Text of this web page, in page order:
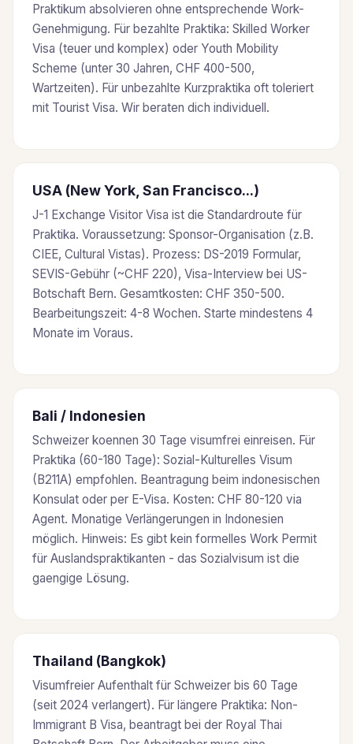
Praktikum absolvieren ohne entsprechende Work-
Genehmigung. Für bezahlte Praktika: Skilled Worker
Visa (teuer und komplex) oder Youth Mobility
Scheme (unter 30 Jahren, CHF 400-500,
Wartzeiten). Für unbezahlte Kurzpraktika oft toleriert
mit Tourist Visa. Wir beraten dich individuell.
USA (New York, San Francisco...)
J-1 Exchange Visitor Visa ist die Standardroute für
Praktika. Voraussetzung: Sponsor-Organisation (z.B.
CIEE, Cultural Vistas). Prozess: DS-2019 Formular,
SEVIS-Gebühr (~CHF 220), Visa-Interview bei US-
Botschaft Bern. Gesamtkosten: CHF 350-500.
Bearbeitungszeit: 4-8 Wochen. Starte mindestens 4
Monate im Voraus.
Bali / Indonesien
Schweizer koennen 30 Tage visumfrei einreisen. Für
Praktika (60-180 Tage): Sozial-Kulturelles Visum
(B211A) empfohlen. Beantragung beim indonesischen
Konsulat oder per E-Visa. Kosten: CHF 80-120 via
Agent. Monatige Verlängerungen in Indonesien
möglich. Hinweis: Es gibt kein formelles Work Permit
für Auslandspraktikanten - das Sozialvisum ist die
gaengige Lösung.
Thailand (Bangkok)
Visumfreier Aufenthalt für Schweizer bis 60 Tage
(seit 2024 verlangert). Für längere Praktika: Non-
Immigrant B Visa, beantragt bei der Royal Thai